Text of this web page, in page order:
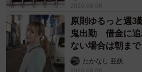
はじめて描いた漫画はカゲプチに酷評
2026.08.08
原則ゆるっと週
鬼出勤 借金に
ない場合は朝ま
ストに取材】
たかなし 亜妖
2026.08.08